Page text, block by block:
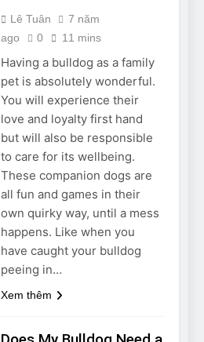
Lê Tuân
7 năm
ago
0 11 mins
Having a bulldog as a family
pet is absolutely wonderful.
You will experience their
love and loyalty first hand
but will also be responsible
to care for its wellbeing.
These companion dogs are
all fun and games in their
own quirky way, until a mess
happens. Like when you
have caught your bulldog
peeing in…
Xem thêm